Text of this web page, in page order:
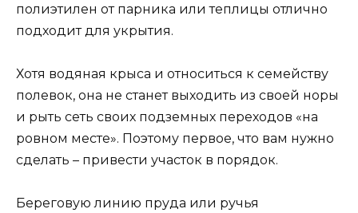
полиэтилен от парника или теплицы отлично
подходит для укрытия.
Хотя водяная крыса и относиться к семейству
полевок, она не станет выходить из своей норы
и рыть сеть своих подземных переходов «на
ровном месте». Поэтому первое, что вам нужно
сделать – привести участок в порядок.
Береговую линию пруда или ручья